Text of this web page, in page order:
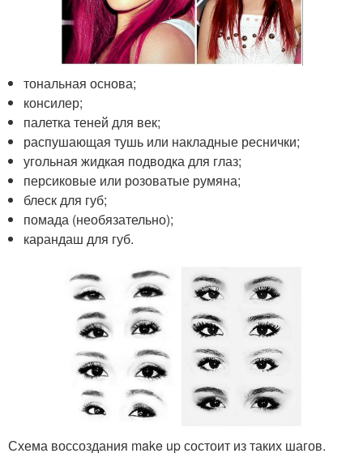
тональная основа;
консилер;
палетка теней для век;
распушающая тушь или накладные реснички;
угольная жидкая подводка для глаз;
персиковые или розоватые румяна;
блеск для губ;
помада (необязательно);
карандаш для губ.
Схема воссоздания make up состоит из таких шагов.